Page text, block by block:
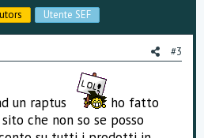
t
e
v
o
t
e
Utente SEF
#3
un raptus
ho fatto
che non so se posso